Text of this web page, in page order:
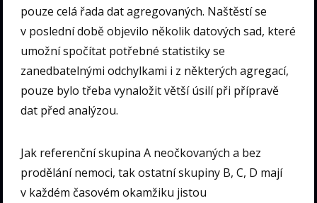
pouze celá řada dat agregovaných. Naštěstí se
v poslední době objevilo několik datových sad, které
umožní spočítat potřebné statistiky se
zanedbatelnými odchylkami i z některých agregací,
pouze bylo třeba vynaložit větší úsilí při přípravě
dat před analýzou.
Jak referenční skupina A neočkovaných a bez
prodělání nemoci, tak ostatní skupiny B, C, D mají
v každém časovém okamžiku jistou